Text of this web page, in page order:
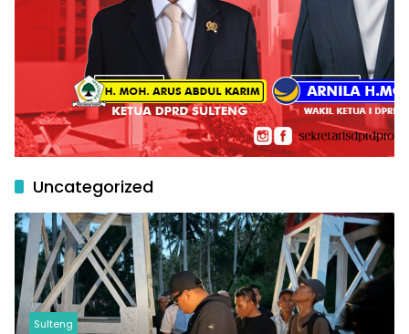
Uncategorized
Sulteng